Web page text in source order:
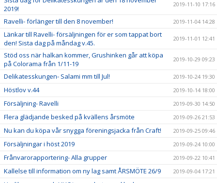
2019!
2019-11-10 17:16
Ravelli- förlänger till den 8 november! 2019-11-04 14:28
Länkar till Ravelli- försäljningen för er som tappat bort
den! Sista dag på måndag v.45.
2019-11-01 12:41
Stöd oss när halkan kommer, Grushinken går att köpa
på Colorama från 1/11-19
2019-10-29 09:23
Delikatesskungen- Salami mm till Jul! 2019-10-24 19:30
Höstlov v.44 2019-10-14 18:00
Försäljning- Ravelli 2019-09-30 14:50
Flera glädjande besked på kvällens årsmöte 2019-09-26 21:53
Nu kan du köpa vår snygga föreningsjacka från Craft! 2019-09-25 09:46
Försäljningar i höst 2019 2019-09-24 10:00
Frånvarorapportering- Alla grupper 2019-09-22 10:41
Kallelse till information om ny lag samt ÅRSMÖTE 26/9 2019-09-04 17:21